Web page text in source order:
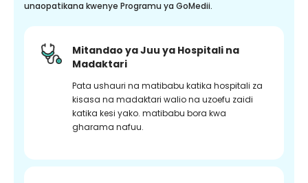
unaopatikana kwenye Programu ya GoMedii.
Mitandao ya Juu ya Hospitali na
Madaktari
Pata ushauri na matibabu katika hospitali za
kisasa na madaktari walio na uzoefu zaidi
katika kesi yako. matibabu bora kwa
gharama nafuu.